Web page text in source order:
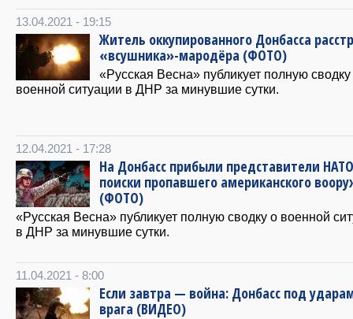
13.04.2021 - 19:15
Житель оккупированного Донбасса
«всушника»-мародёра (ФОТО)
«Русская Весна» публикует полную сводку
военной ситуации в ДНР за минувшие сутки.
12.04.2021 - 17:28
На Донбасс прибыли представители
поиски пропавшего американского
(ФОТО)
«Русская Весна» публикует полную сводку о военной
в ДНР за минувшие сутки.
11.04.2021 - 8:00
Если завтра — война: Донбасс под
врага (ВИДЕО)